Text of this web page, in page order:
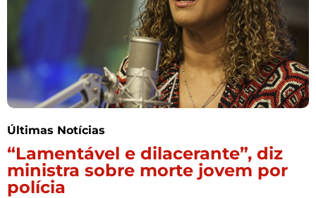
Últimas Notícias
“Lamentável e dilacerante”, diz
ministra sobre morte jovem por
polícia